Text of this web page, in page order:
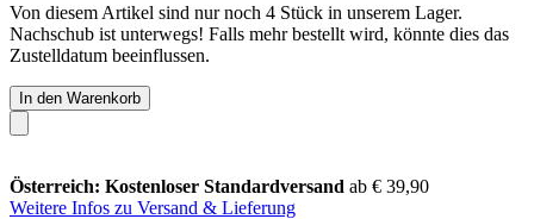
Von diesem Artikel sind nur noch 4 Stück in unserem Lager.
Nachschub ist unterwegs! Falls mehr bestellt wird, könnte dies das
Zustelldatum beeinflussen.
In den Warenkorb
Österreich: Kostenloser Standardversand ab € 39,90
Weitere Infos zu Versand & Lieferung